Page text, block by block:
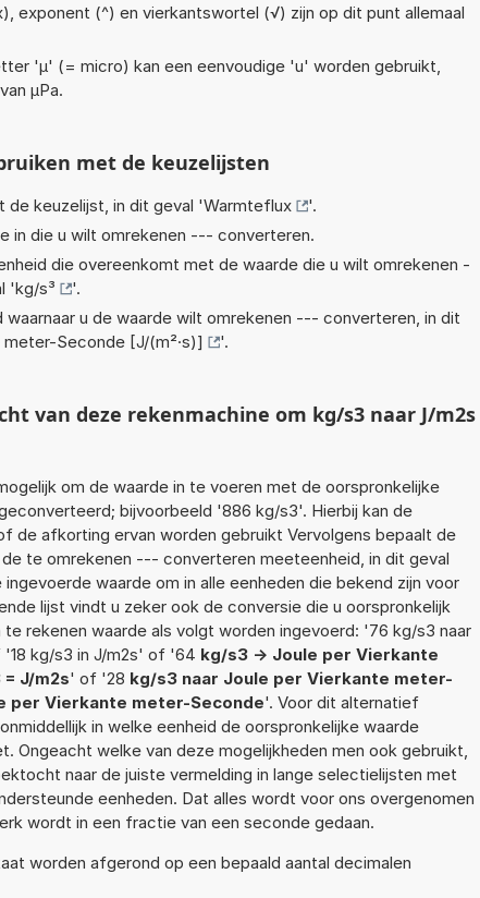
exponent (^) en vierkantswortel (√) zijn op dit punt allemaal
'µ' (= micro) kan een eenvoudige 'u' worden gebruikt,
µPa.
met de keuzelijsten
de keuzelijst, in dit geval 'Warmteflux
'.
in die u wilt omrekenen --- converteren.
die overeenkomt met de waarde die u wilt omrekenen -
'kg/s³
'.
u de waarde wilt omrekenen --- converteren, in dit
Seconde [J/(m²·s)] '.
van deze rekenmachine om kg/s3 naar J/m2s
om de waarde in te voeren met de oorspronkelijke
bijvoorbeeld '886 kg/s3'. Hierbij kan de
de afkorting ervan worden gebruikt Vervolgens bepaalt de
te omrekenen --- converteren meeteenheid, in dit geval
waarde om in alle eenheden die bekend zijn voor
lijst vindt u zeker ook de conversie die u oorspronkelijk
rekenen waarde als volgt worden ingevoerd: '76 kg/s3 naar
kg/s3 in J/m2s' of '64 kg/s3 -> Joule per Vierkante
J/m2s' of '28 kg/s3 naar Joule per Vierkante meter-
per Vierkante meter-Seconde'. Voor dit alternatief
in welke eenheid de oorspronkelijke waarde
Ongeacht welke van deze mogelijkheden men ook gebruikt,
naar de juiste vermelding in lange selectielijsten met
eenheden. Dat alles wordt voor ons overgenomen
wordt in een fractie van een seconde gedaan.
worden afgerond op een bepaald aantal decimalen